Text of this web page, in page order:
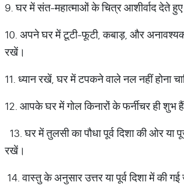
9. घर में संत-महात्माओं के चित्र आशीर्वाद देते हुए
10. अपने घर में टूटी-फूटी, कबाड़, और
रखें।
11. ध्यान रखें, घर में टपकने वाले नल नहीं होना
12. आपके घर में गोल किनारों के फर्नीचर ही शुभ
13. घर में तुलसी का पौधा पूर्व दिशा की ओर या
रखें।
14. वास्तु के अनुसार उत्तर या पूर्व दिशा में की